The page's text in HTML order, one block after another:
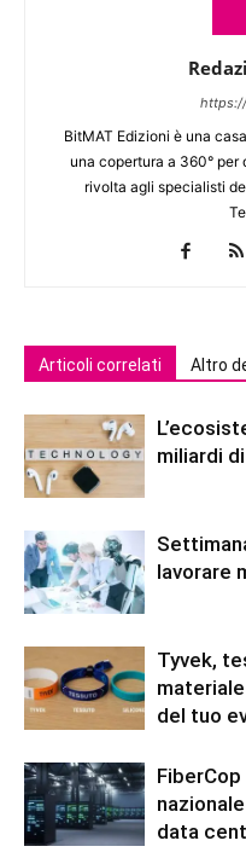
BitMAT Edizioni è una
una copertura a 360°
rivolta agli specialisti
Articoli correlati Altro
miliardi
lavorare
Tyvek,
del tuo
data